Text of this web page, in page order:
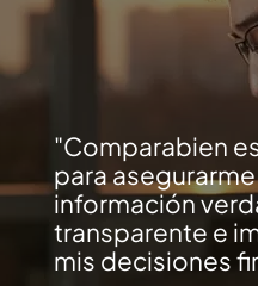
Comparabien
para
información
transparente e
mis decisiones